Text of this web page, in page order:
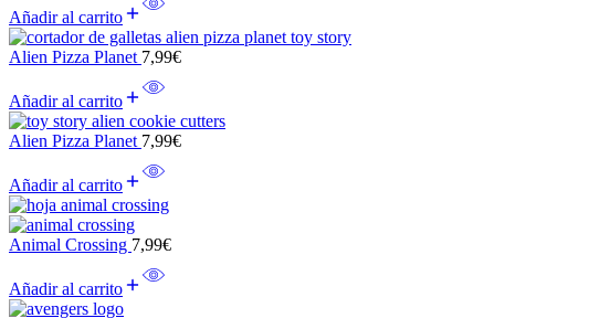
Añadir al carrito
Alien Pizza Planet 7,99€
Añadir al carrito
Alien Pizza Planet 7,99€
Añadir al carrito
Animal Crossing 7,99€
Añadir al carrito